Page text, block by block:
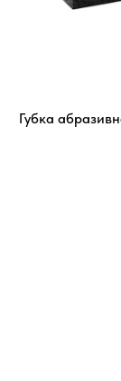
Губка